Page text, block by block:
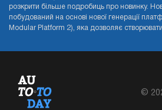
розкрити більше подробиць про новинку.
побудований на основі нової генерації
Modular Platform 2), яка дозволяє створювати
©